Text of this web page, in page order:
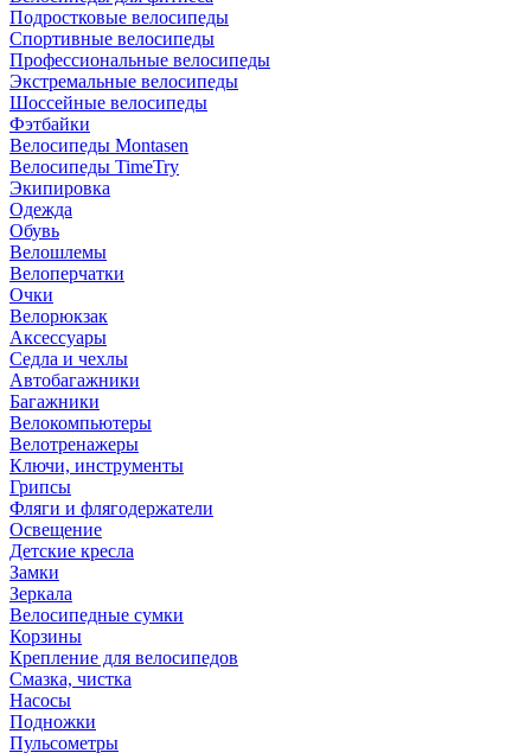
Подростковые велосипеды
Спортивные велосипеды
Профессиональные велосипеды
Экстремальные велосипеды
Шоссейные велосипеды
Фэтбайки
Велосипеды Montasen
Велосипеды TimeTry
Экипировка
Одежда
Обувь
Велошлемы
Велоперчатки
Очки
Велорюкзак
Аксессуары
Седла и чехлы
Автобагажники
Багажники
Велокомпьютеры
Велотренажеры
Ключи, инструменты
Грипсы
Фляги и флягодержатели
Освещение
Детские кресла
Замки
Зеркала
Велосипедные сумки
Корзины
Крепление для велосипедов
Смазка, чистка
Насосы
Подножки
Пульсометры